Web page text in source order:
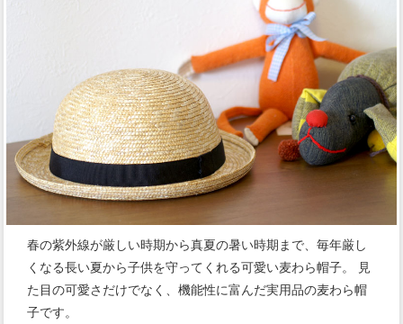
春の紫外線が厳しい時期から真夏の暑い時期まで、毎年厳し
くなる長い夏から子供を守ってくれる可愛い麦わら帽子。 見
た目の可愛さだけでなく、機能性に富んだ実用品の麦わら帽
子です。